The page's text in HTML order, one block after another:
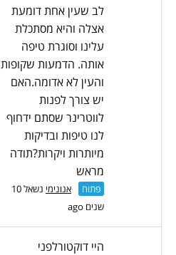
לב שעין אחת דומעת
אצלה והיא מסתכלת
עלינו וסוגרת טיפה
אותה. הדמעות שקופות
והעין לא אדומה.האם
יש צורך לפנות
לווטרינר שסתם ידחוף
לנו טיפות ובדיקות
מיותרות ויקרות?תודה
מראש
פתוח אנונימי
נשאל 10
שנים ago
היי דוקטורלפני